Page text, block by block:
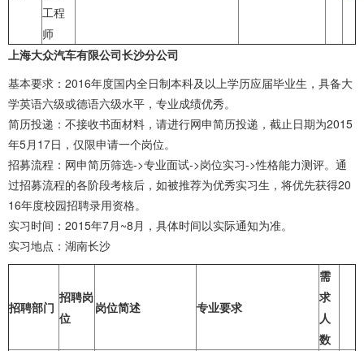
工程
师
上海大众汽车有限公司长沙分公司
基本要求：2016年度国内全日制本科及以上学历应届毕业生，具备大
学英语六级或德语六级水平，专业成绩优秀。
简历投递：不接收书面材料，请进行网申简历投递，截止日期为2015
年5月17日，仅限申请一个岗位。
招募流程：网申简历筛选->专业面试->岗位实习->性格能力测评。通
过招募流程的各阶段考核后，如被推荐为优秀实习生，将优先获得20
16年度校园招聘录用资格。
实习时间：2015年7月~8月，具体时间以实际通知为准。
实习地点：湖南长沙
招聘部门
招聘岗
位
岗位简述 专业要求
需
求
人
数